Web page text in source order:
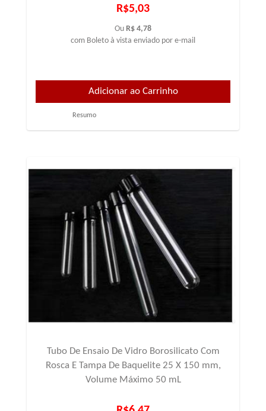
R$5,03
Ou R$ 4,78
com Boleto à vista enviado por e-mail
Resumo
Tubo De Ensaio De Vidro Borosilicato Com
Rosca E Tampa De Baquelite 25 X 150 mm,
Volume Máximo 50 mL